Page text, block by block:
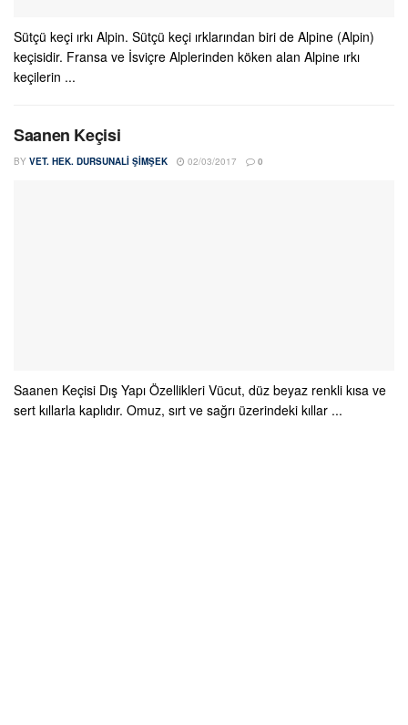
Sütçü keçi ırkı Alpin. Sütçü keçi ırklarından biri de Alpine (Alpin)
keçisidir. Fransa ve İsviçre Alplerinden köken alan Alpine ırkı
keçilerin ...
Saanen Keçisi
BY VET. HEK. DURSUNALI ŞIMŞEK 02/03/2017 0
Saanen Keçisi Dış Yapı Özellikleri Vücut, düz beyaz renkli kısa ve
sert kıllarla kaplıdır. Omuz, sırt ve sağrı üzerindeki kıllar ...